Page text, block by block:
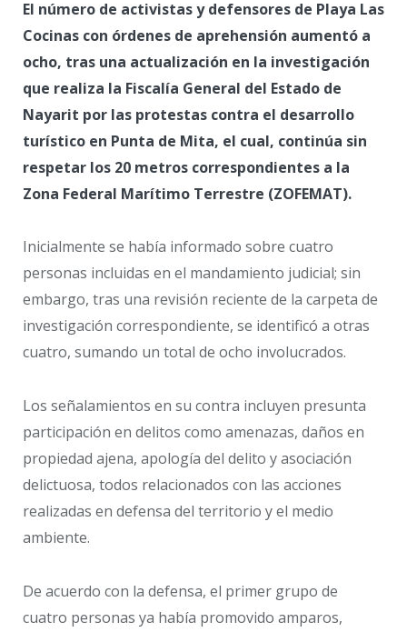
El número de activistas y defensores de Playa Las
Cocinas con órdenes de aprehensión aumentó a
ocho, tras una actualización en la investigación
que realiza la Fiscalía General del Estado de
Nayarit por las protestas contra el desarrollo
turístico en Punta de Mita, el cual, continúa sin
respetar los 20 metros correspondientes a la
Zona Federal Marítimo Terrestre (ZOFEMAT).
Inicialmente se había informado sobre cuatro
personas incluidas en el mandamiento judicial; sin
embargo, tras una revisión reciente de la carpeta de
investigación correspondiente, se identificó a otras
cuatro, sumando un total de ocho involucrados.
Los señalamientos en su contra incluyen presunta
participación en delitos como amenazas, daños en
propiedad ajena, apología del delito y asociación
delictuosa, todos relacionados con las acciones
realizadas en defensa del territorio y el medio
ambiente.
De acuerdo con la defensa, el primer grupo de
cuatro personas ya había promovido amparos,